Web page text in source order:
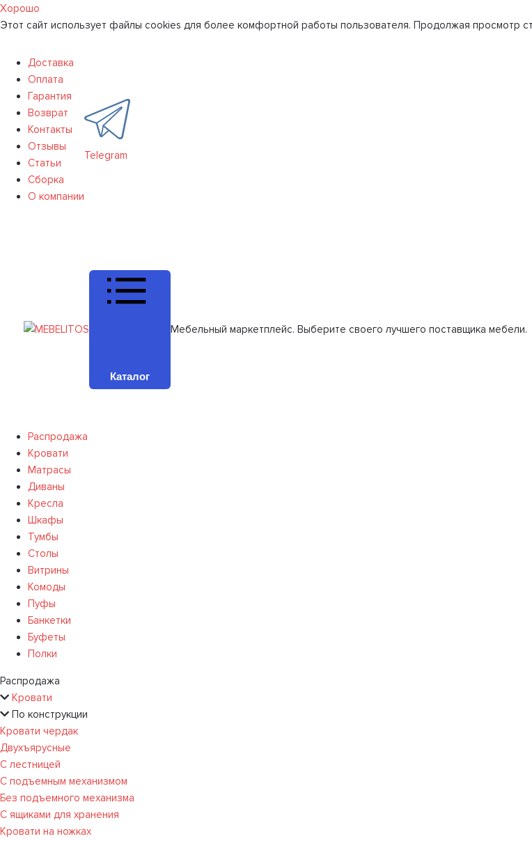
Хорошо
Этот сайт использует файлы cookies для более комфортной работы пользователя. Продолжая просмотр
Доставка
Оплата
Гарантия
Возврат
Контакты
Отзывы
Статьи
Сборка
О компании
Telegram
Каталог
Мебельный маркетплейс. Выберите своего лучшего поставщика мебели.
Распродажа
Кровати
Матрасы
Диваны
Кресла
Шкафы
Тумбы
Столы
Витрины
Комоды
Пуфы
Банкетки
Буфеты
Полки
Распродажа
Кровати
По конструкции
Кровати чердак
Двухъярусные
С лестницей
С подъемным механизмом
Без подъемного механизма
С ящиками для хранения
Кровати на ножках